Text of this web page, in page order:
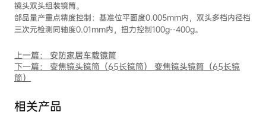
镜头双头组装镜筒。
部品量产重点精度控制：基准位平面度0.005mm内，双头多档内径档
三次元检测同轴度0.01mm内，扭力控制100g--400g。
上一篇： 安防家居车载镜筒
下一篇： 变焦镜头镜筒（65长镜筒） 变焦镜头镜筒（65长镜
筒）
相关产品